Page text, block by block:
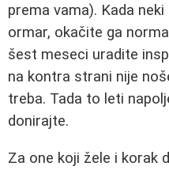
prema vama). Kada
ormar, okačite ga
šest meseci uradite
na kontra strani nije
treba. Tada to leti
donirajte.
Za one koji žele i korak